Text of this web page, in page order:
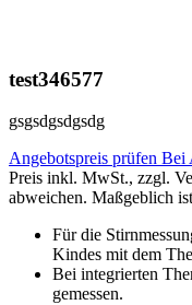
test346577
gsgsdgsdgsdg
Angebotspreis prüfen Bei
Preis inkl. MwSt., zzgl.
abweichen. Maßgeblich
Für die
Kindes mit dem
Bei integrierten
gemessen.